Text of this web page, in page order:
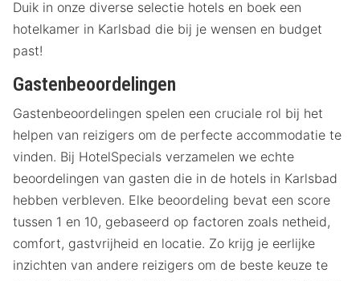
Duik in onze diverse selectie hotels en boek een
hotelkamer in Karlsbad die bij je wensen en budget
past!
Gastenbeoordelingen
Gastenbeoordelingen spelen een cruciale rol bij het
helpen van reizigers om de perfecte accommodatie te
vinden. Bij HotelSpecials verzamelen we echte
beoordelingen van gasten die in de hotels in Karlsbad
hebben verbleven. Elke beoordeling bevat een score
tussen 1 en 10, gebaseerd op factoren zoals netheid,
comfort, gastvrijheid en locatie. Zo krijg je eerlijke
inzichten van andere reizigers om de beste keuze te